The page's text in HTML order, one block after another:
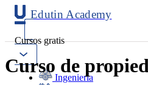
Edutin Academy
Cursos gratis
Ingeniería
Curso de